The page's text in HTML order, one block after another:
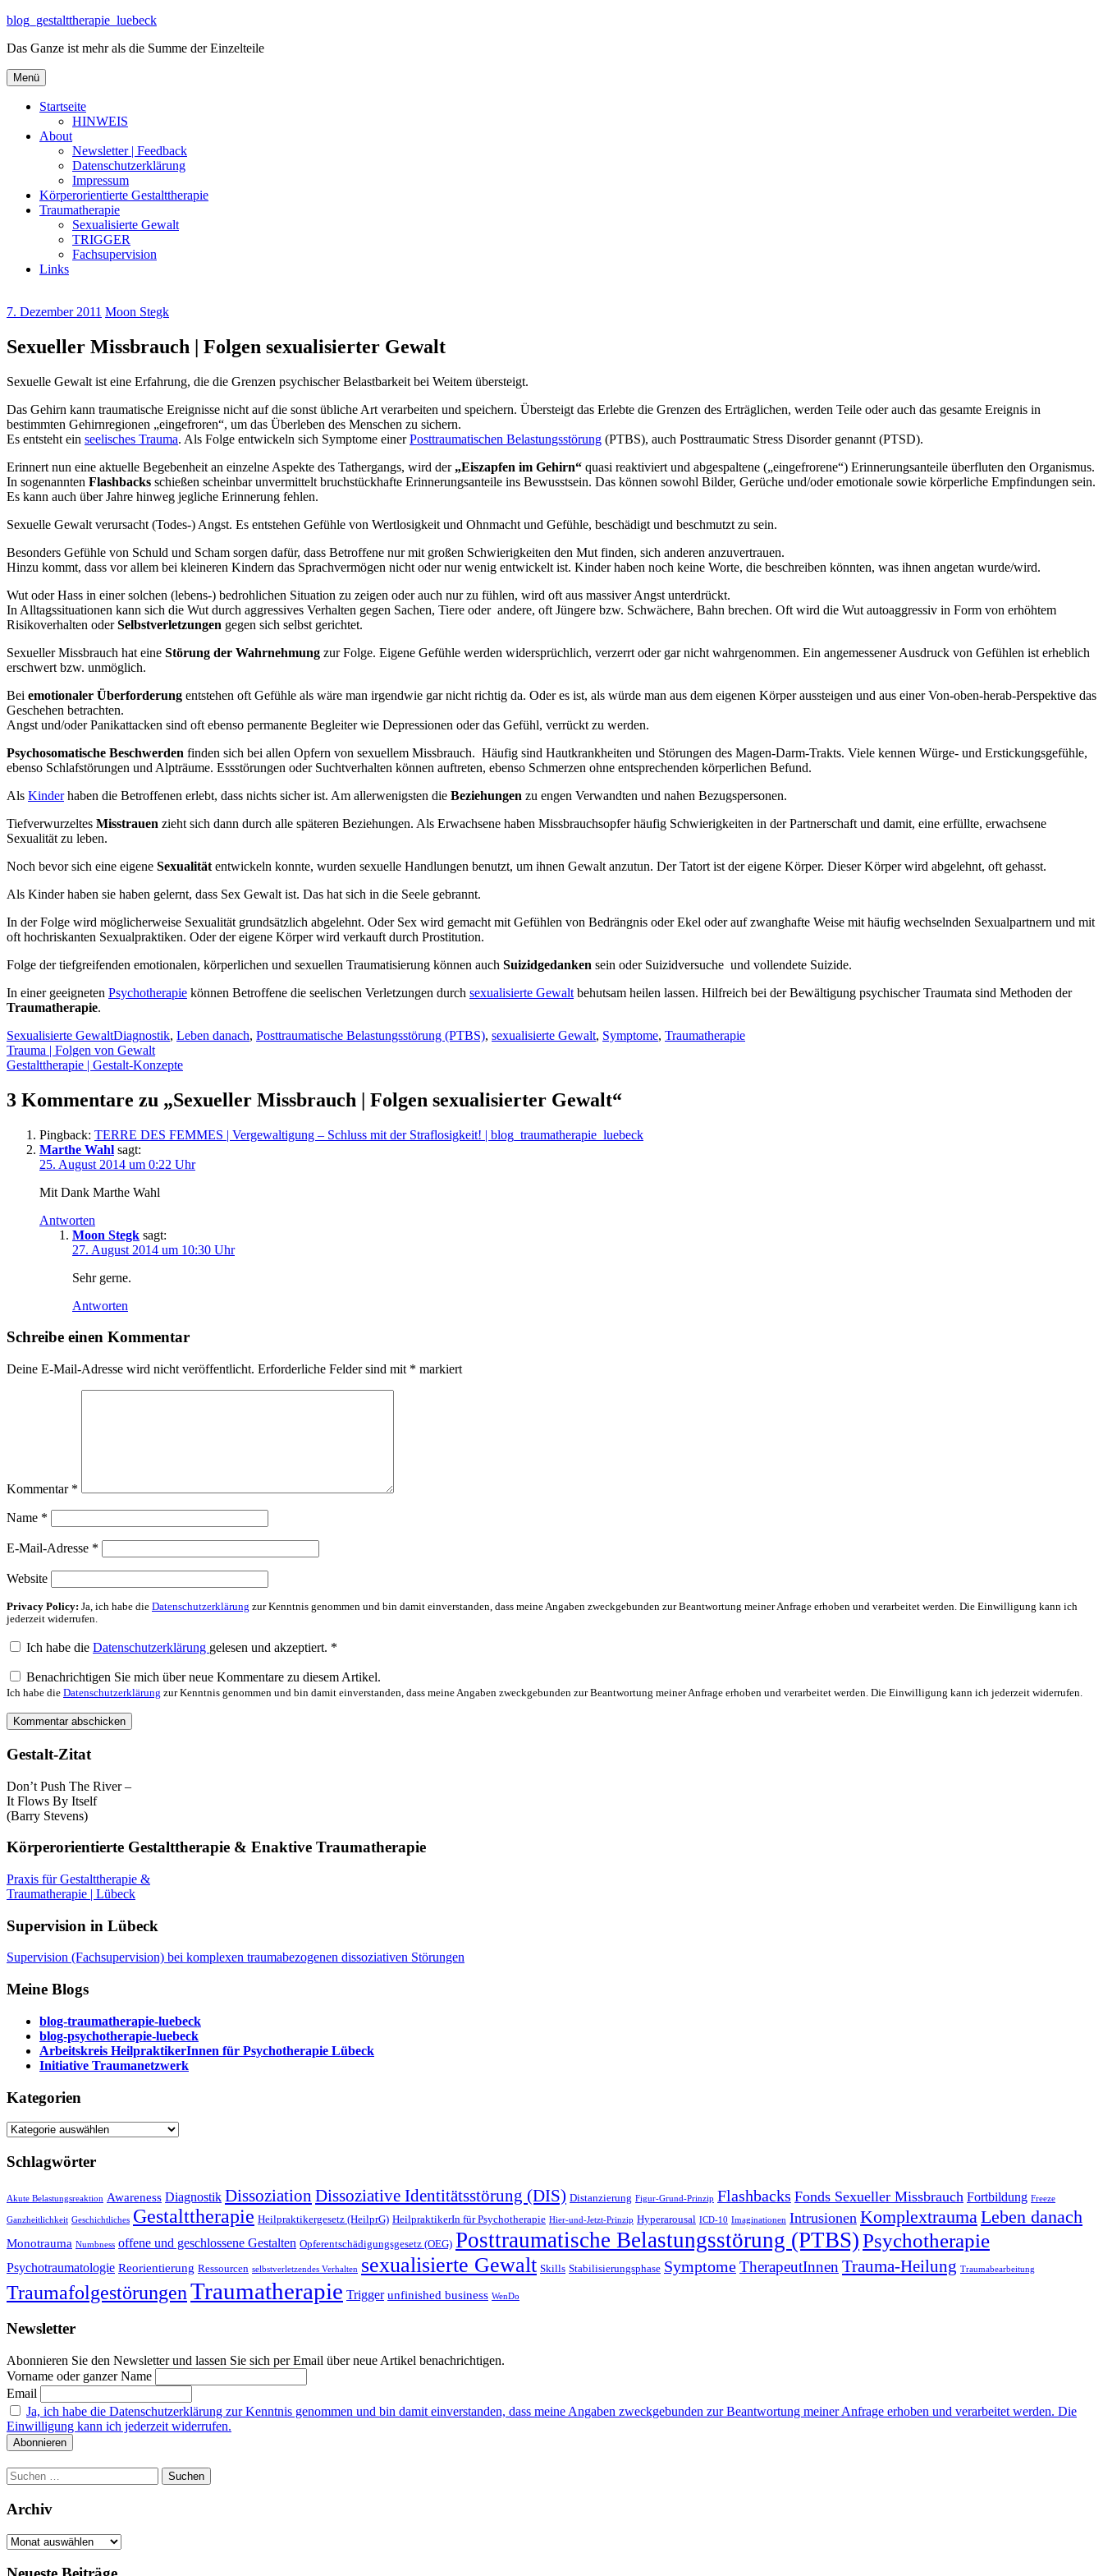
Zum
springen
blog_gestalttherapie_luebeck
Das Ganze ist mehr als die Summe der Einzelteile
Menü Zum
Inhalt
springen
Startseite
HINWEIS
About
Newsletter | Feedback
Datenschutzerklärung
Impressum
Körperorientierte Gestalttherapie
Traumatherapie
Sexualisierte Gewalt
TRIGGER
Fachsupervision
Links
7. Dezember 2011 Moon Stegk
Sexueller Missbrauch | Folgen sexualisierter Gewalt
Sexuelle Gewalt ist eine Erfahrung, die die Grenzen psychischer Belastbarkeit bei Weitem übersteigt.
Das Gehirn kann traumatische Ereignisse nicht auf die sonst übliche Art verarbeiten und speichern. Übersteigt das Erlebte die Grenzen des Erträglichen, werden Teile oder auch das gesamte Ereignis in
bestimmten Gehirnregionen „eingefroren“, um das Überleben des Menschen zu sichern.
Es entsteht ein seelisches Trauma. Als Folge entwickeln sich Symptome einerPosttraumatischen Belastungsstörung (PTBS), auch Posttraumatic Stress Disorder genannt (PTSD).
Erinnert nun eine aktuelle Begebenheit an einzelne Aspekte des Tathergangs, wird der „Eiszapfen im Gehirn“ quasi reaktiviert und abgespaltene („eingefrorene“) Erinnerungsanteile überfluten den Organismus.
In sogenannten Flashbacks schießen scheinbar unvermittelt bruchstückhafte Erinnerungsanteile ins Bewusstsein. Das können sowohl Bilder, Gerüche und/oder emotionale sowie körperliche Empfindungen sein.
Es kann auch über Jahre hinweg jegliche Erinnerung fehlen.
Sexuelle Gewalt verursacht (Todes-) Angst. Es entstehen Gefühle von Wertlosigkeit und Ohnmacht und Gefühle, beschädigt und beschmutzt zu sein.
Besonders Gefühle von Schuld und Scham sorgen dafür, dass Betroffene nur mit großen Schwierigkeiten den Mut finden, sich anderen anzuvertrauen.
Hinzu kommt, dass vor allem bei kleineren Kindern das Sprachvermögen nicht oder nur wenig entwickelt ist. Kinder haben noch keine Worte, die beschreiben könnten, was ihnen angetan wurde/wird.
Wut oder Hass in einer solchen (lebens-) bedrohlichen Situation zu zeigen oder auch nur zu fühlen, wird oft aus massiver Angst unterdrückt.
In Alltagssituationen kann sich die Wut durch aggressives Verhalten gegen Sachen, Tiere oder andere, oft Jüngere bzw. Schwächere, Bahn brechen. Oft wird die Wut autoaggressiv in Form von erhöhtem
Risikoverhalten oderSelbstverletzungen gegen sich selbst gerichtet.
Sexueller Missbrauch hat eine Störung der Wahrnehmung zur Folge. Eigene Gefühle werden widersprüchlich, verzerrt oder gar nicht wahrgenommen. Ein angemessener Ausdruck von Gefühlen ist erheblich
erschwert bzw. unmöglich.
Bei emotionaler Überforderung entstehen oft Gefühle als wäre man irgendwie gar nicht richtig da. Oder es ist, als würde man aus dem eigenen Körper aussteigen und aus einer Von-oben-herab-Perspektive das
Geschehen betrachten.
Angst und/oder Panikattacken sind oft ebenso permanente Begleiter wie Depressionen oder das Gefühl, verrückt zu werden.
Psychosomatische Beschwerden finden sich bei allen Opfern von sexuellem Missbrauch. Häufig sind Hautkrankheiten und Störungen des Magen-Darm-Trakts. Viele kennen Würge- und Erstickungsgefühle,
ebenso Schlafstörungen und Alpträume. Essstörungen oder Suchtverhalten können auftreten, ebenso Schmerzen ohne entsprechenden körperlichen Befund.
Als Kinderhaben die Betroffenen erlebt, dass nichts sicher ist. Am allerwenigsten die Beziehungen zu engen Verwandten und nahen Bezugspersonen.
Tiefverwurzeltes Misstrauen zieht sich dann durch alle späteren Beziehungen. Als Erwachsene haben Missbrauchsopfer häufig Schwierigkeiten in der Partnerschaft und damit, eine erfüllte, erwachsene
Sexualität zu leben.
Noch bevor sich eine eigene Sexualität entwickeln konnte, wurden sexuelle Handlungen benutzt, um ihnen Gewalt anzutun. Der Tatort ist der eigene Körper. Dieser Körper wird abgelehnt, oft gehasst.
Als Kinder haben sie haben gelernt, dass Sex Gewalt ist. Das hat sich in die Seele gebrannt.
In der Folge wird möglicherweise Sexualität grundsätzlich abgelehnt. Oder Sex wird gemacht mit Gefühlen von Bedrängnis oder Ekel oder auf zwanghafte Weise mit häufig wechselnden Sexualpartnern und mit
oft hochriskanten Sexualpraktiken. Oder der eigene Körper wird verkauft durch Prostitution.
Folge der tiefgreifenden emotionalen, körperlichen und sexuellen Traumatisierung können auch Suizidgedanken sein oder Suizidversuche und vollendete Suizide.
In einer geeigneten Psychotherapie können Betroffene die seelischen Verletzungen durch sexualisierte Gewalt behutsam heilen lassen. Hilfreich bei der Bewältigung psychischer Traumata sind Methoden der
Traumatherapie.
Sexualisierte GewaltDiagnostik, Leben danach, Posttraumatische Belastungsstörung (PTBS), sexualisierte Gewalt, Symptome, Traumatherapie
Beitragsnavigation
Trauma | Folgen von Gewalt
Gestalttherapie | Gestalt-Konzepte
3 Kommentare zu „Sexueller Missbrauch | Folgen sexualisierter Gewalt“
Pingback: TERRE DES FEMMES | Vergewaltigung – Schluss mit der Straflosigkeit! | blog_traumatherapie_luebeck
Marthe Wahl sagt:
25. August 2014 um 0:22 Uhr
Mit Dank Marthe Wahl
Antworten
Moon Stegk sagt:
27. August 2014 um 10:30 Uhr
Sehr gerne.
Antworten
Schreibe einen Kommentar
Deine E-Mail-Adresse wird nicht veröffentlicht. Erforderliche Felder sind mit * markiert
Kommentar *
Name *
E-Mail-Adresse *
Website
Privacy Policy: Ja, ich habe die Datenschutzerklärung zur Kenntnis genommen und bin damit einverstanden, dass meine Angaben zweckgebunden zur Beantwortung meiner Anfrage erhoben und verarbeitet werden. Die Einwilligung kann ich
jederzeit widerrufen.
Ich habe die Datenschutzerklärung gelesen und akzeptiert. *
Benachrichtigen Sie mich über neue Kommentare zu diesem Artikel.
Ich habe die Datenschutzerklärung zur Kenntnis genommen und bin damit einverstanden, dass meine Angaben zweckgebunden zur Beantwortung meiner Anfrage erhoben und verarbeitet werden. Die Einwilligung kann ich jederzeit widerrufen.
Gestalt-Zitat
Don’t Push The River –
It Flows By Itself
(Barry Stevens)
Körperorientierte Gestalttherapie & Enaktive Traumatherapie
Praxis für Gestalttherapie &
Traumatherapie | Lübeck
Supervision in Lübeck
Supervision (Fachsupervision) bei komplexen traumabezogenen dissoziativen Störungen
Meine Blogs
blog-traumatherapie-luebeck
blog-psychotherapie-luebeck
Arbeitskreis HeilpraktikerInnen für Psychotherapie Lübeck
Initiative Traumanetzwerk
Kategorien
Kategorien
Schlagwörter
Akute Belastungsreaktion Awareness Diagnostik Dissoziation Dissoziative Identitätsstörung (DIS) Distanzierung Figur-Grund-Prinzip Flashbacks Fonds Sexueller Missbrauch Fortbildung Freeze
Ganzheitlichkeit Geschichtliches Gestalttherapie Heilpraktikergesetz (HeilprG) HeilpraktikerIn für Psychotherapie Hier-und-Jetzt-Prinzip Hyperarousal ICD-10 Imaginationen Intrusionen Komplextrauma Leben danach
Monotrauma Numbness offene und geschlossene Gestalten Opferentschädigungsgesetz (OEG) Posttraumatische Belastungsstörung (PTBS)Psychotherapie
Psychotraumatologie Reorientierung Ressourcen selbstverletzendes Verhalten sexualisierte Gewalt Skills Stabilisierungsphase SymptomeTherapeutInnen Trauma-Heilung Traumabearbeitung
TraumafolgestörungenTraumatherapie Trigger unfinished business WenDo
Newsletter
Abonnieren Sie den Newsletter und lassen Sie sich per Email über neue Artikel benachrichtigen.
Vorname oder ganzer Name
Email
Ja, ich habe die Datenschutzerklärung zur Kenntnis genommen und bin damit einverstanden, dass meine Angaben zweckgebunden zur Beantwortung meiner Anfrage erhoben und verarbeitet werden. Die
Einwilligung kann ich jederzeit widerrufen.
Suchen
nach:
Archiv
Archiv